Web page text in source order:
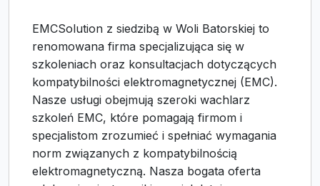
EMCSolution z siedzibą w Woli Batorskiej to
renomowana firma specjalizująca się w
szkoleniach oraz konsultacjach dotyczących
kompatybilności elektromagnetycznej (EMC).
Nasze usługi obejmują szeroki wachlarz
szkoleń EMC, które pomagają firmom i
specjalistom zrozumieć i spełniać wymagania
norm związanych z kompatybilnością
elektromagnetyczną. Nasza bogata oferta